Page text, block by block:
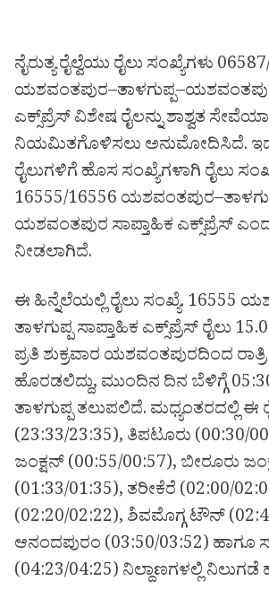
ನೈರುತ್ಯ ರೈಲ್ವೆಯು ರೈಲು ಸಂಖ್ಯೆಗಳು
ಎಕ್ಸ್‌ಪ್ರೆಸ್ ವಿಶೇಷ ರೈಲನ್ನು ಶಾಶ್ವತ
ನಿಯಮಿತಗೊಳಿಸಲು ಅನುಮೋದಿಸಿದೆ.
ರೈಲುಗಳಿಗೆ ಹೊಸ ಸಂಖ್ಯೆಗಳಾಗಿ ರೈಲು
16555/16556
ಯಶವಂತಪುರ ಸಾಪ್ತಾಹಿಕ ಎಕ್ಸ್‌ಪ್ರೆಸ್
ನೀಡಲಾಗಿದೆ.
ಈ ಹಿನ್ನೆಲೆಯಲ್ಲಿ ರೈಲು ಸಂಖ್ಯೆ. 16555
ತಾಳಗುಪ್ಪ ಸಾಪ್ತಾಹಿಕ ಎಕ್ಸ್‌ಪ್ರೆಸ್ ರೈಲು
ಪ್ರತಿ ಶುಕ್ರವಾರ ಯಶವಂತಪುರದಿಂದ
ಹೊರಡಲಿದ್ದು, ಮುಂದಿನ ದಿನ ಬೆಳಿಗ್ಗೆ
ತಾಳಗುಪ್ಪ ತಲುಪಲಿದೆ. ಮಧ್ಯಂತರದಲ್ಲಿ ಈ
(23:33/23:35), ತಿಪಟೂರು (00:30/
ಜಂಕ್ಷನ್ (00:55/00:57), ಬೀರೂರು
(01:33/01:35), ತರೀಕೆರೆ (02:00/
(02:20/02:22), ಶಿವಮೊಗ್ಗ ಟೌನ್
ಆನಂದಪುರಂ (03:50/03:52) ಹಾಗೂ
(04:23/04:25) ನಿಲ್ದಾಣಗಳಲ್ಲಿ